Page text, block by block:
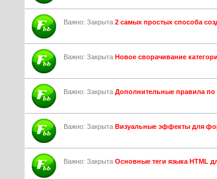
Важно: Закрыта2 самых простых способа
Важно: ЗакрытаНовое сворачивание
Важно: ЗакрытаДополнительные правила по
Важно: ЗакрытаВизуальные эффекты для
Важно: ЗакрытаОсновные теги языка HTML